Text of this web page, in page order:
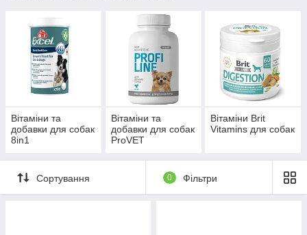
Вітаміни та
добавки для собак
8in1
Вітаміни та
добавки для собак
ProVET
Вітаміни Brit
Vitamins для собак
Сортування 0 Фільтри